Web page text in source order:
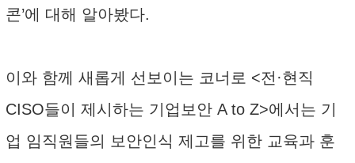
콘’에 대해 알아봤다.
이와 함께 새롭게 선보이는 코너로 <전·현직
CISO들이 제시하는 기업보안 A to Z>에서는 기
업 임직원들의 보안인식 제고를 위한 교육과 훈